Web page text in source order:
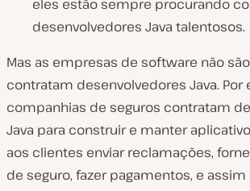
eles estão sempre procurando
desenvolvedores Java talentosos.
Mas as empresas de software não
contratam desenvolvedores Java.
companhias de seguros contratam
Java para construir e manter
aos clientes enviar reclamações,
de seguro, fazer pagamentos, e assim